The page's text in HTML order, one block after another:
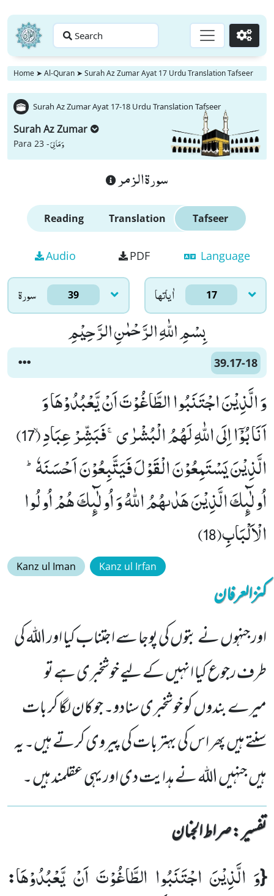
Search Go
Home ➤ Al-Quran ➤ Surah Az Zumar Ayat 17 Urdu Translation Tafseer
Surah Az Zumar Ayat 17-18 Urdu Translation Tafseer
Surah Az Zumar
Para 23 -وَ مَا لِیَ
سورة الزمر
Reading Translation Tafseer
Audio PDF Language
سورۃ 39 اٰياتها 17
بِسْمِ اللّٰهِ الرَّحْمٰنِ الرَّحِیْمِ
39.17-18
وَ الَّذِیْنَ اجْتَنَبُوا الطَّاغُوْتَ اَنْ یَّعْبُدُوْهَا وَ
اَنَابُوْۤا اِلَى اللّٰهِ لَهُمُ الْبُشْرٰىۚ-فَبَشِّرْ عِبَادِۙ (17)
الَّذِیْنَ یَسْتَمِعُوْنَ الْقَوْلَ فَیَتَّبِعُوْنَ اَحْسَنَهٗؕ-
اُولٰٓىٕكَ الَّذِیْنَ هَدٰىهُمُ اللّٰهُ وَ اُولٰٓىٕكَ هُمْ اُولُوا
الْاَلْبَابِ(18)
Kanz ul Iman Kanz ul Irfan
کنزالعرفان
اورجنہوں نے بتوں کی پوجا سے اجتناب کیا اور اللہ کی
طرف رجوع کیا انہیں کے لیے خوشخبری ہے تو
میرے بندوں کو خوشخبری سنادو۔ جو کان لگا کر بات
سنتے ہیں پھر اس کی بہتربات کی پیروی کرتے ہیں۔ یہ
ہیں جنہیں اللہ نے ہدایت دی اور یہی عقلمند ہیں ۔
تفسیر : ‎صراط الجنان
{وَ الَّذِیْنَ اجْتَنَبُوا الطَّاغُوْتَ اَنْ یَّعْبُدُوْهَا: